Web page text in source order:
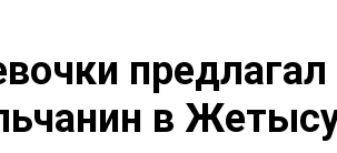
предлагал
в